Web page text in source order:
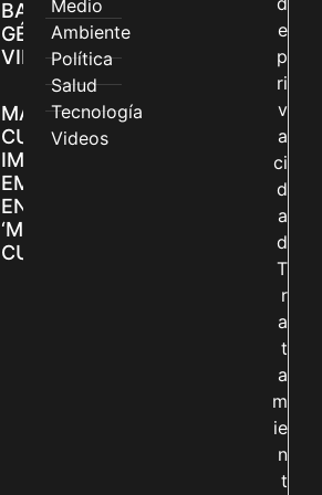
BASADAS EN
GÉNERO EN
VILLAVICENCIO
MADRES
CUIDADORAS
IMPULSAN SUS
EMPRENDIMIENTOS
EN LA FERIA
‘MANOS QUE
CUIDAN Y CREAN’
Medio
Ambiente
Política
Salud
Tecnología
Videos
e
p
ri
v
a
ci
d
a
d
T
r
a
t
a
m
ie
n
t